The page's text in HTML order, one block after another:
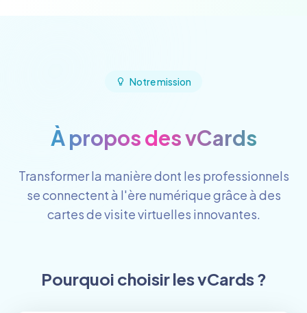
Notre mission
À propos des vCards
Transformer la manière dont les professionnels
se connectent à l'ère numérique grâce à des
cartes de visite virtuelles innovantes.
Pourquoi choisir les vCards ?